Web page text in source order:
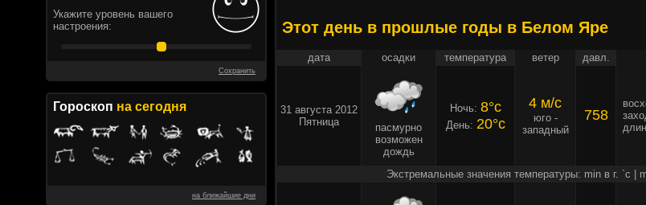
Укажите уровень вашего
настроения:
Сохранить
Гороскоп на сегодня
на ближайшие дни
Этот день в прошлые годы в Белом Яре
дата осадки температура ветер давл.
31 августа 2012
Пятница
пасмурно
возможен
дождь
Ночь: 8°c
День: 20°c
4 м/c
юго -
западный
758
Экстремальные значения температуры: min в г. `c |